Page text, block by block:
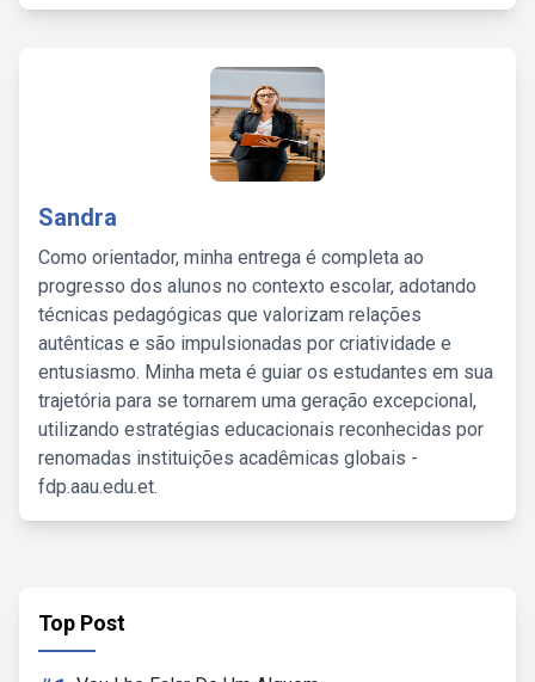
Sandra
Como orientador, minha entrega é completa ao
progresso dos alunos no contexto escolar, adotando
técnicas pedagógicas que valorizam relações
autênticas e são impulsionadas por criatividade e
entusiasmo. Minha meta é guiar os estudantes em sua
trajetória para se tornarem uma geração excepcional,
utilizando estratégias educacionais reconhecidas por
renomadas instituições acadêmicas globais -
fdp.aau.edu.et.
Top Post